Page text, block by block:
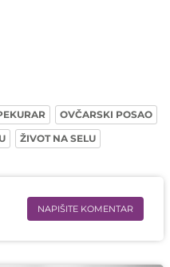
OVČARSKI POSAO
ŽIVOT NA SELU
NAPIŠITE KOMENTAR